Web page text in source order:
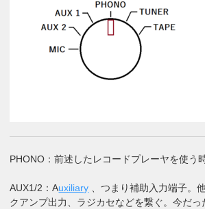
PHONO：前述したレコードプレーヤを使う
AUX1/2：Auxiliary 、つまり補助入力端子。
クアンプ出力、ラジカセなどを繋ぐ。今だっ